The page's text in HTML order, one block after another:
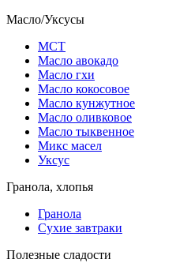
Масло/Уксусы
МСТ
Масло авокадо
Масло гхи
Масло кокосовое
Масло кунжутное
Масло оливковое
Масло тыквенное
Микс масел
Уксус
Гранола, хлопья
Гранола
Сухие завтраки
Полезные сладости